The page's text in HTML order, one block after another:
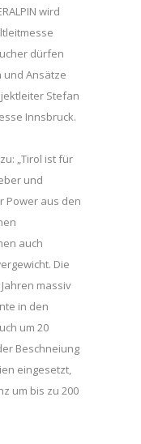
wird
dürfen
und Ansätze
Stefan
Innsbruck.
„Tirol ist für
und
Power aus den
auch
Die
massiv
in den
um 20
Beschneiung
eingesetzt,
um bis zu 200